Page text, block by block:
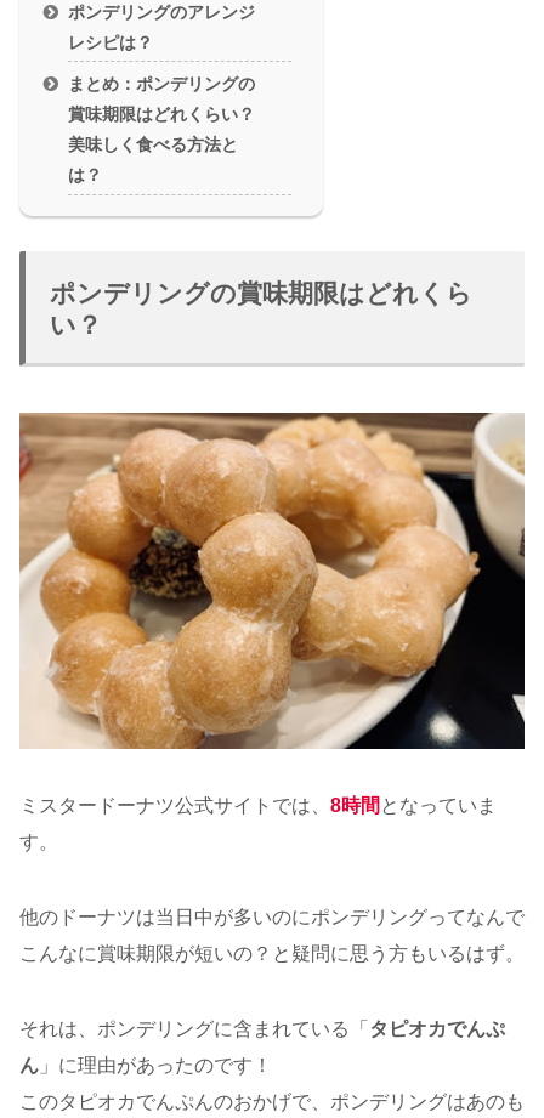
ポンデリングのアレンジ
レシピは？
まとめ：ポンデリングの
賞味期限はどれくらい？
美味しく食べる方法と
は？
ポンデリングの賞味期限はどれくら
い？
ミスタードーナツ公式サイトでは、 8時間 となっていま
す。
他のドーナツは当日中が多いのにポンデリングってなんで
こんなに賞味期限が短いの？と疑問に思う方もいるはず。
それは、ポンデリングに含まれている「 タピオカでんぷ
ん 」に理由があったのです！
このタピオカでんぷんのおかげで、ポンデリングはあのも